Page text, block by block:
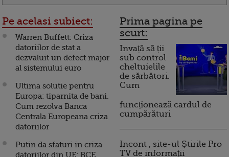
Pe acelasi subiect:
Warren Buffett: Criza
datoriilor de stat a
dezvaluit un defect major
al sistemului euro
Ultima solutie pentru
Europa: tiparnita de bani.
Cum rezolva Banca
Centrala Europeana criza
datoriilor
Putin da sfaturi in criza
datoriilor din UE: BCE
Prima pagina pe
scurt:
Invață să ții
sub control
cheltuielile
de sărbători.
Cum
funcționează cardul de
cumpărături
Incont , site-ul Știrile Pro
TV de informații